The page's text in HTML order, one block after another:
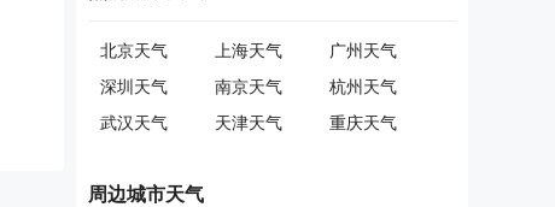
北京天气 上海天气
广州天气
深圳天气
南京天气
杭州天气
武汉天气
天津天气 重庆天气
周边城市天气